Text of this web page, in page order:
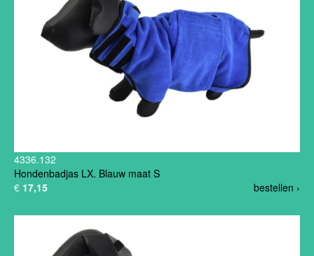
4336.132
Hondenbadjas LX. Blauw maat S
bestellen ›
€ 17,15